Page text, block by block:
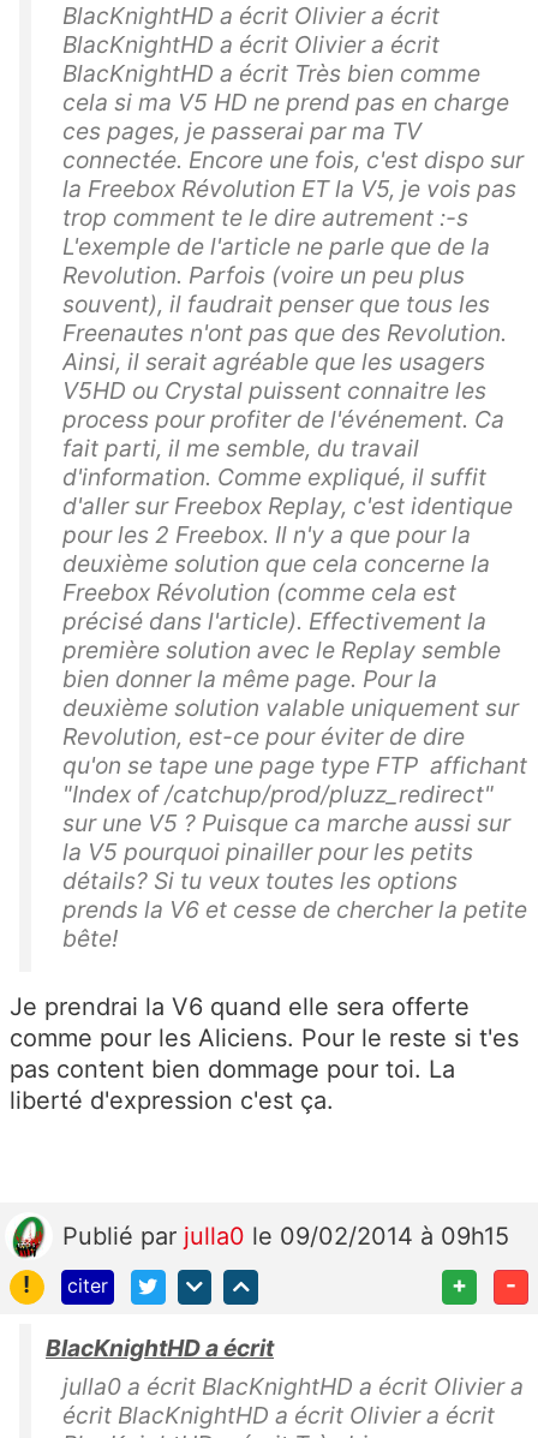
BlacKnightHD a écrit Olivier a écrit
BlacKnightHD a écrit Olivier a écrit
BlacKnightHD a écrit Très bien comme
cela si ma V5 HD ne prend pas en charge
ces pages, je passerai par ma TV
connectée. Encore une fois, c'est dispo sur
la Freebox Révolution ET la V5, je vois pas
trop comment te le dire autrement :-s
L'exemple de l'article ne parle que de la
Revolution. Parfois (voire un peu plus
souvent), il faudrait penser que tous les
Freenautes n'ont pas que des Revolution.
Ainsi, il serait agréable que les usagers
V5HD ou Crystal puissent connaitre les
process pour profiter de l'événement. Ca
fait parti, il me semble, du travail
d'information. Comme expliqué, il suffit
d'aller sur Freebox Replay, c'est identique
pour les 2 Freebox. Il n'y a que pour la
deuxième solution que cela concerne la
Freebox Révolution (comme cela est
précisé dans l'article). Effectivement la
première solution avec le Replay semble
bien donner la même page. Pour la
deuxième solution valable uniquement sur
Revolution, est-ce pour éviter de dire
qu'on se tape une page type FTP affichant
"Index of /catchup/prod/pluzz_redirect"
sur une V5 ? Puisque ca marche aussi sur
la V5 pourquoi pinailler pour les petits
détails? Si tu veux toutes les options
prends la V6 et cesse de chercher la petite
bête!
Je prendrai la V6 quand elle sera offerte
comme pour les Aliciens. Pour le reste si t'es
pas content bien dommage pour toi. La
liberté d'expression c'est ça.
Publié par julla0 le 09/02/2014 à 09h15
!
citer + -
BlacKnightHD a écrit
julla0 a écrit BlacKnightHD a écrit Olivier a
écrit BlacKnightHD a écrit Olivier a écrit